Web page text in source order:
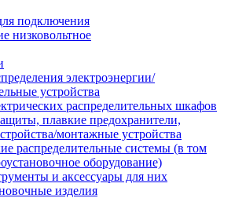
подключения
низковольтное
электроэнергии/
устройства
распределительных шкафов
плавкие предохранители,
монтажные устройства
распределительные системы (в том
оборудование)
и аксессуары для них
изделия